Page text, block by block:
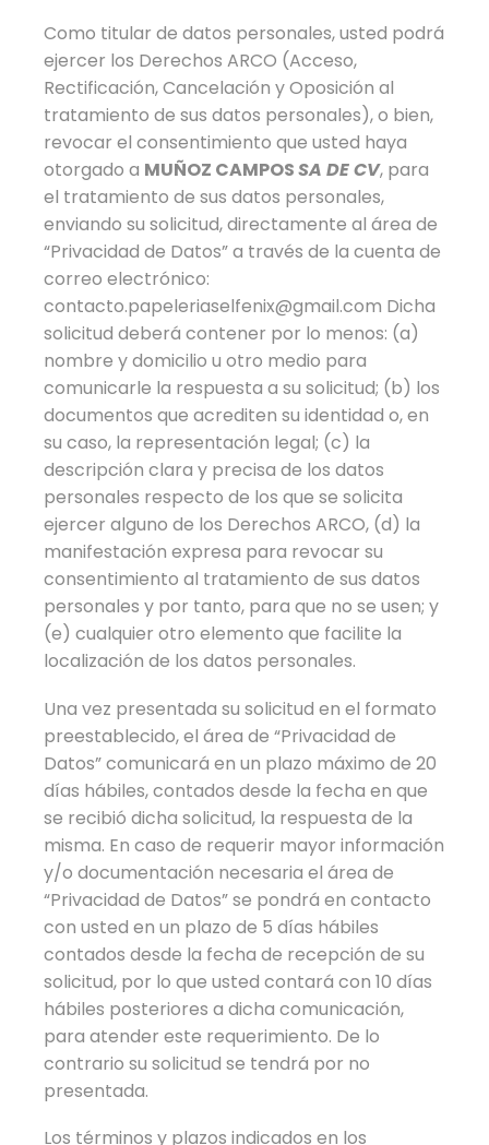
Como titular de datos personales, usted podrá
ejercer los Derechos ARCO (Acceso,
Rectificación, Cancelación y Oposición al
tratamiento de sus datos personales), o bien,
revocar el consentimiento que usted haya
otorgado a MUÑOZ CAMPOSSA DE CV, para
el tratamiento de sus datos personales,
enviando su solicitud, directamente al área de
“Privacidad de Datos” a través de la cuenta de
correo electrónico:
contacto.papeleriaselfenix@gmail.com Dicha
solicitud deberá contener por lo menos: (a)
nombre y domicilio u otro medio para
comunicarle la respuesta a su solicitud; (b) los
documentos que acrediten su identidad o, en
su caso, la representación legal; (c) la
descripción clara y precisa de los datos
personales respecto de los que se solicita
ejercer alguno de los Derechos ARCO, (d) la
manifestación expresa para revocar su
consentimiento al tratamiento de sus datos
personales y por tanto, para que no se usen; y
(e) cualquier otro elemento que facilite la
localización de los datos personales.
Una vez presentada su solicitud en el formato
preestablecido, el área de “Privacidad de
Datos” comunicará en un plazo máximo de 20
días hábiles, contados desde la fecha en que
se recibió dicha solicitud, la respuesta de la
misma. En caso de requerir mayor información
y/o documentación necesaria el área de
“Privacidad de Datos” se pondrá en contacto
con usted en un plazo de 5 días hábiles
contados desde la fecha de recepción de su
solicitud, por lo que usted contará con 10 días
hábiles posteriores a dicha comunicación,
para atender este requerimiento. De lo
contrario su solicitud se tendrá por no
presentada.
Los términos y plazos indicados en los